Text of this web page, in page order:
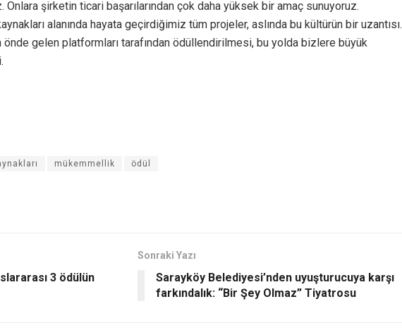
Onlara şirketin ticari başarılarından çok daha yüksek bir amaç sunuyoruz.
alanında hayata geçirdiğimiz tüm projeler, aslında bu kültürün bir uzantısı.
önde gelen platformları tarafından ödüllendirilmesi, bu yolda bizlere büyük
mükemmellik ödül
3 ödülün
Sonraki Yazı
Sarayköy Belediyesi’nden uyuşturucuya karşı
farkındalık: “Bir Şey Olmaz” Tiyatrosu